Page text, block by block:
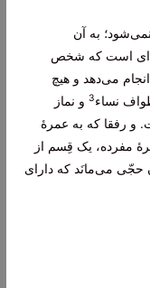
به آن
است که شخص
می‌دهد و هیچ
نساء3 و نماز
و رفقا که به عمرۀ
مفرده، یک قِسم از
حجّی می‌مانَد که دارای